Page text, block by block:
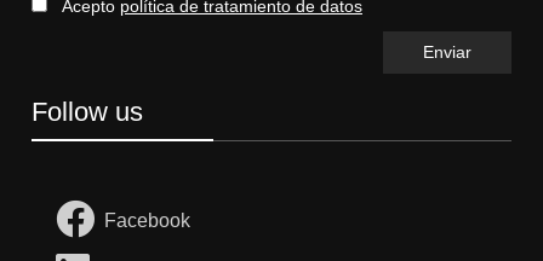
Acepto política de tratamiento de datos
Follow us
Facebook